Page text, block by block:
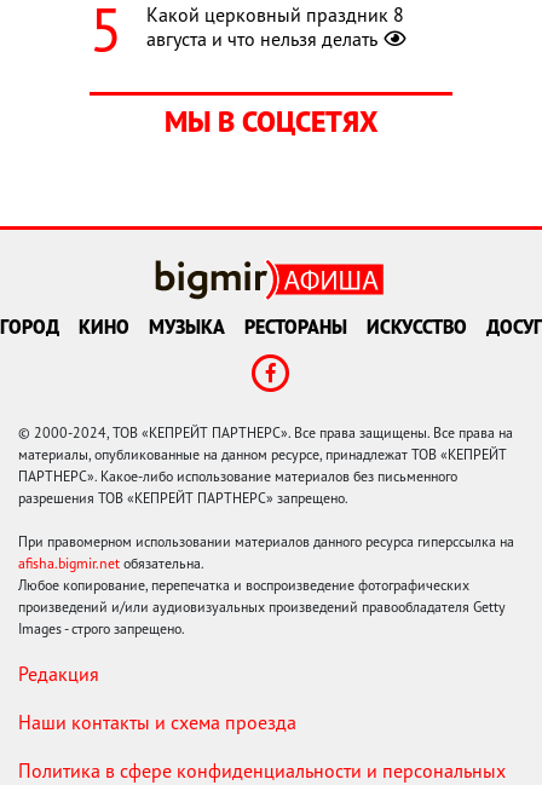
Какой церковный праздник 8
августа и что нельзя делать
МЫ В СОЦСЕТЯХ
ГОРОД КИНО МУЗЫКА РЕСТОРАНЫ ИСКУССТВО ДОСУГ
© 2000-2024, ТОВ «КЕПРЕЙТ ПАРТНЕРС». Все права защищены. Все права на
материалы, опубликованные на данном ресурсе, принадлежат ТОВ «КЕПРЕЙТ
ПАРТНЕРС». Какое-либо использование материалов без письменного
разрешения ТОВ «КЕПРЕЙТ ПАРТНЕРС» запрещено.
При правомерном использовании материалов данного ресурса гиперссылка на
afisha.bigmir.net обязательна.
Любое копирование, перепечатка и воспроизведение фотографических
произведений и/или аудиовизуальных произведений правообладателя Getty
Images - строго запрещено.
Редакция
Наши контакты и схема проезда
Политика в сфере конфиденциальности и персональных